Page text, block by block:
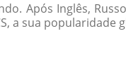
Após Inglês,
a sua popularidade